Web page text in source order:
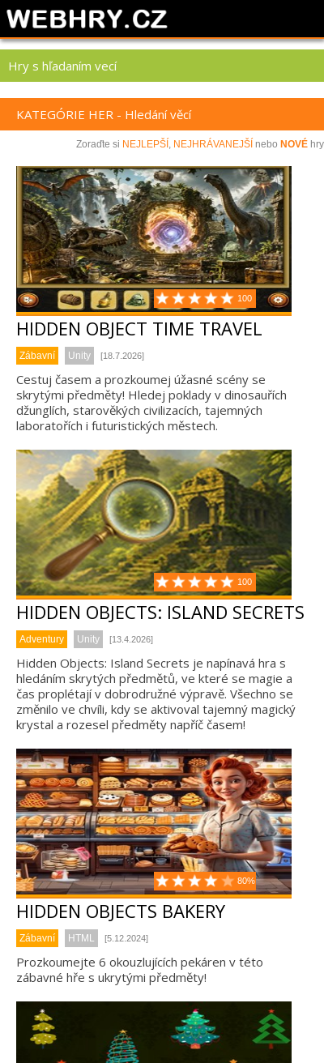
Hry s hľadaním vecí
KATEGÓRIE HER - Hledání věcí
Zoraďte si NEJLEPŠÍ , NEJHRÁVANEJŠÍ nebo NOVÉ hry
100
HIDDEN OBJECT TIME TRAVEL
Zábavní Unity [18.7.2026]
Cestuj časem a prozkoumej úžasné scény se
skrytými předměty! Hledej poklady v dinosauřích
džunglích, starověkých civilizacích, tajemných
laboratořích i futuristických městech.
100
HIDDEN OBJECTS: ISLAND SECRETS
Adventury Unity [13.4.2026]
Hidden Objects: Island Secrets je napínavá hra s
hledáním skrytých předmětů, ve které se magie a
čas proplétají v dobrodružné výpravě. Všechno se
změnilo ve chvíli, kdy se aktivoval tajemný magický
krystal a rozesel předměty napříč časem!
80%
HIDDEN OBJECTS BAKERY
Zábavní HTML [5.12.2024]
Prozkoumejte 6 okouzlujících pekáren v této
zábavné hře s ukrytými předměty!